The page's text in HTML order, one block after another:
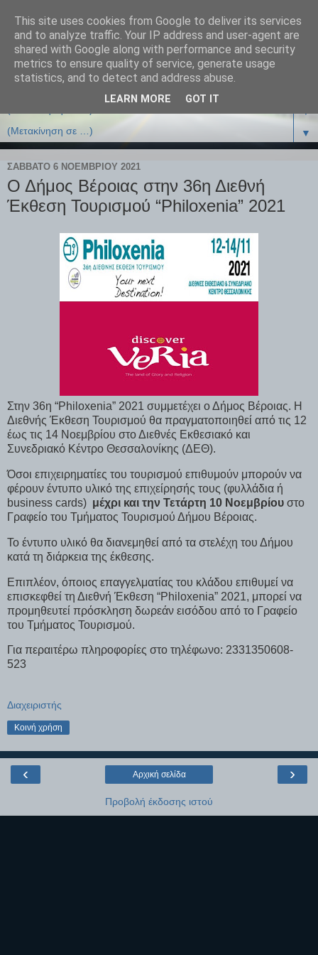
▼
▼
ΣΆΒΒΑΤΟ 6 ΝΟΕΜΒΡΊΟΥ 2021
Ο Δήμος Βέροιας στην 36η Διεθνή
Έκθεση Τουρισμού “Philoxenia” 2021
Στην 36η “Philoxenia” 2021 συμμετέχει ο Δήμος Βέροιας. Η
Διεθνής Έκθεση Τουρισμού θα πραγματοποιηθεί από τις 12
έως τις 14 Νοεμβρίου στο Διεθνές Εκθεσιακό και
Συνεδριακό Κέντρο Θεσσαλονίκης (ΔΕΘ).
Όσοι επιχειρηματίες του τουρισμού επιθυμούν μπορούν να
φέρουν έντυπο υλικό της επιχείρησής τους (φυλλάδια ή
business cards) μέχρι και την Τετάρτη 10 Νοεμβρίου στο
Γραφείο του Τμήματος Τουρισμού Δήμου Βέροιας.
Το έντυπο υλικό θα διανεμηθεί από τα στελέχη του Δήμου
κατά τη διάρκεια της έκθεσης.
Επιπλέον, όποιος επαγγελματίας του κλάδου επιθυμεί να
επισκεφθεί τη Διεθνή Έκθεση “Philoxenia” 2021, μπορεί να
προμηθευτεί πρόσκληση δωρεάν εισόδου από το Γραφείο
του Τμήματος Τουρισμού.
Για περαιτέρω πληροφορίες στο τηλέφωνο: 2331350608-
523
Διαχειριστής
Κοινή χρήση
‹ ›
Αρχική σελίδα
Προβολή έκδοσης ιστού
This site uses cookies from Google to deliver its services
and to analyze traffic. Your IP address and user-agent are
shared with Google along with performance and security
metrics to ensure quality of service, generate usage
statistics, and to detect and address abuse.
LEARN MORE GOT IT